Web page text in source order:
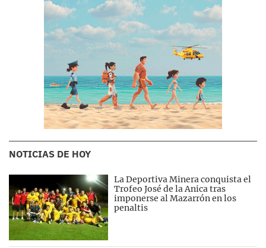
NOTICIAS DE HOY
La Deportiva Minera conquista el
Trofeo José de la Anica tras
imponerse al Mazarrón en los
penaltis